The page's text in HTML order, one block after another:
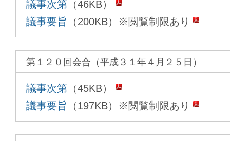
議事次第 （46KB）
議事要旨 （200KB）※閲覧制限あり
第１２０回会合（平成３１年４月２５日）
議事次第 （45KB）
議事要旨 （197KB）※閲覧制限あり